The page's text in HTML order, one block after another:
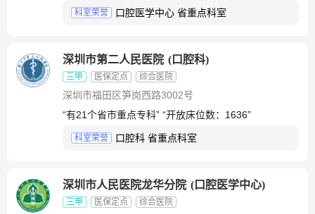
科室荣誉 口腔医学中心 省重点科室
深圳市第二人民医院 ( 口腔科)
三甲 医保定点 综合医院
深圳市福田区笋岗西路3002号
“有21个省市重点专科” “开放床位数：1636”
科室荣誉 口腔科 省重点科室
深圳市人民医院龙华分院 ( 口腔医学中心)
三甲 医保定点 综合医院